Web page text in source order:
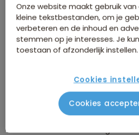
Jamaica
Verblijf & vervoer
Hieronder volgt een selectie van
lijst is na boeking te vinden in de
Deze lijst is onder voorbehoud van
Onze website maakt gebruik van
kleine tekstbestanden, om je
verbeteren en de inhoud en
stemmen op je interesses. Je
toestaan of afzonderlijk instellen.
Cookies
Cookies